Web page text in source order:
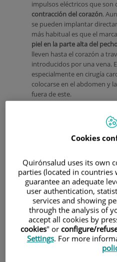
impulsos eléctricos que son
contracción del corazón.
se pueden implantar
más habitual es que el
piel en la parte alta del
lleven hasta el corazón a
introducidos por una vena.
especialmente en cirugía
colocarse en el abdomen y
fuera de este.
el
, haciendo que este
determinada.Cookies
Quirónsalud uses its own
parties (located in
guarantee an adequate
user authentication,
services and showing
through the analysis of
accept all cookies by
cookies" or configure/
Settings. For more